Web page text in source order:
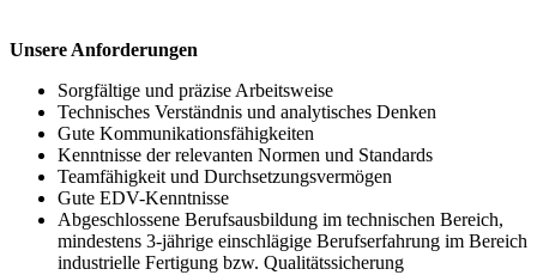
Unsere Anforderungen
Sorgfältige und präzise Arbeitsweise
Technisches Verständnis und analytisches Denken
Gute Kommunikationsfähigkeiten
Kenntnisse der relevanten Normen und Standards
Teamfähigkeit und Durchsetzungsvermögen
Gute EDV-Kenntnisse
Abgeschlossene Berufsausbildung im technischen Bereich,
mindestens 3-jährige einschlägige Berufserfahrung im Bereich
industrielle Fertigung bzw. Qualitätssicherung